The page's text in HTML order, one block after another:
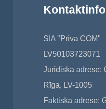
SIA "Priva COM"
LV50103723071
Juridiskā adrese:
Rīga, LV-1005
Faktiskā adrese: